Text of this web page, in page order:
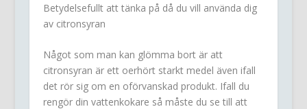
Betydelsefullt att tänka på då du vill använda dig
av citronsyran
Något som man kan glömma bort är att
citronsyran är ett oerhört starkt medel även ifall
det rör sig om en oförvanskad produkt. Ifall du
rengör din vattenkokare så måste du se till att